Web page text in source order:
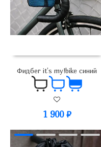
Фидбег it’s my!bike синий
1 900 ₽